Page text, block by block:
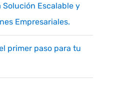
Solución Escalable y
Empresariales.
primer paso para tu